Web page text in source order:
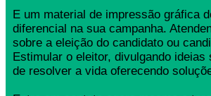
E um material de impressão gráfica
diferencial na sua campanha.
sobre a eleição do candidato ou
Estimular o eleitor, divulgando
de resolver a vida oferecendo